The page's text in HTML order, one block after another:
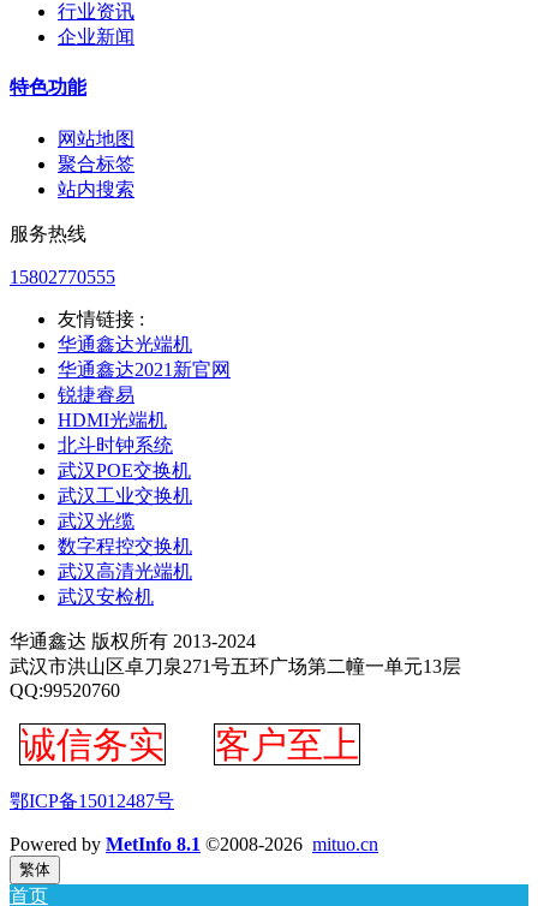
行业资讯
企业新闻
特色功能
网站地图
聚合标签
站内搜索
服务热线
15802770555
友情链接 :
华通鑫达光端机
华通鑫达2021新官网
锐捷睿易
HDMI光端机
北斗时钟系统
武汉POE交换机
武汉工业交换机
武汉光缆
数字程控交换机
武汉高清光端机
武汉安检机
华通鑫达 版权所有 2013-2024
武汉市洪山区卓刀泉271号五环广场第二幢一单元13层
QQ:99520760
诚信务实 客户至上
鄂ICP备15012487号
Powered by MetInfo 8.1 ©2008-2026 mituo.cn
繁体
首页